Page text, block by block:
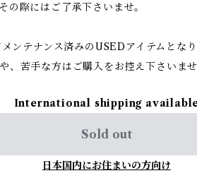
際にはご了承下さいませ。
テナンス済みのUSEDアイテムとなり
、苦手な方はご購入をお控え下さいませ
International shipping
Sold out
日本国内にお住まいの方向け